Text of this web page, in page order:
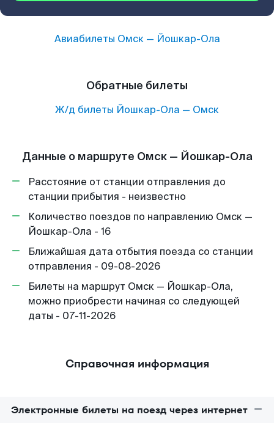
Авиабилеты Омск— Йошкар-Ола
Обратные билеты
Ж/д билеты Йошкар-Ола — Омск
Данные о маршруте Омск — Йошкар-Ола
Расстояние от станции отправления до
станции прибытия - неизвестно
Количество поездов по направлению Омск —
Йошкар-Ола - 16
Ближайшая дата отбытия поезда со станции
отправления - 09-08-2026
Билеты на маршрут Омск — Йошкар-Ола,
можно приобрести начиная со следующей
даты - 07-11-2026
Справочная информация
Электронные билеты на поезд через интернет